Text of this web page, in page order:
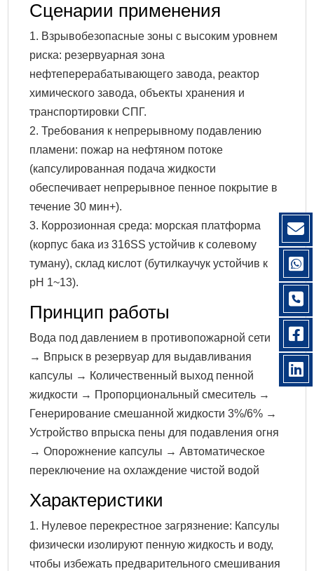
Сценарии применения
1. Взрывобезопасные зоны с высоким уровнем
риска: резервуарная зона
нефтеперерабатывающего завода, реактор
химического завода, объекты хранения и
транспортировки СПГ.
2. Требования к непрерывному подавлению
пламени: пожар на нефтяном потоке
(капсулированная подача жидкости
обеспечивает непрерывное пенное покрытие в
течение 30 мин+).
3. Коррозионная среда: морская платформа
(корпус бака из 316SS устойчив к солевому
туману), склад кислот (бутилкаучук устойчив к
pH 1~13).
Принцип работы
Вода под давлением в противопожарной сети
→ Впрыск в резервуар для выдавливания
капсулы → Количественный выход пенной
жидкости → Пропорциональный смеситель →
Генерирование смешанной жидкости 3%/6% →
Устройство впрыска пены для подавления огня
→ Опорожнение капсулы → Автоматическое
переключение на охлаждение чистой водой
Характеристики
1. Нулевое перекрестное загрязнение: Капсулы
физически изолируют пенную жидкость и воду,
чтобы избежать предварительного смешивания